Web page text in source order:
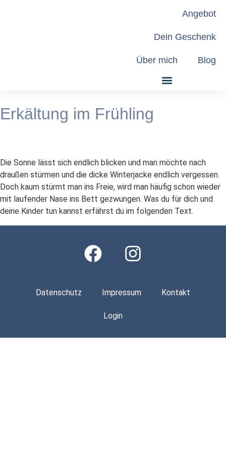
Angebot
Dein Geschenk
Über mich Blog
Erkältung im Frühling
Die Sonne lässt sich endlich blicken und man möchte nach
draußen stürmen und die dicke Winterjacke endlich vergessen.
Doch kaum stürmt man ins Freie, wird man häufig schon wieder
mit laufender Nase ins Bett gezwungen. Was du für dich und
deine Kinder tun kannst erfährst du im folgenden Text.
Datenschutz Impressum Kontakt
Login